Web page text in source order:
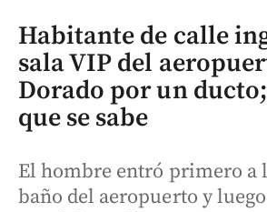
Habitante de calle
sala VIP del
Dorado por un
que se sabe
El hombre entró primero a
baño del aeropuerto y